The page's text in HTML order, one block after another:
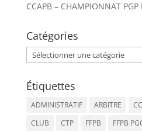
CCAPB – CHAMPIONNAT PGP
Catégories
Catégories
Étiquettes
ADMINISTRATIF ARBITRE
CLUB
CTP FFPB FFPB